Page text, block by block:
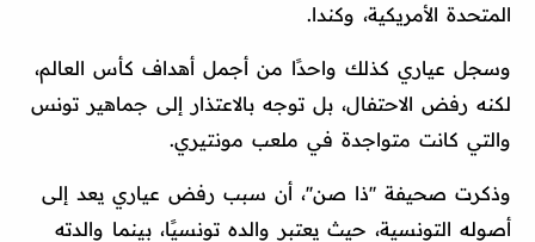
المتحدة الأمريكية، وكندا.
وسجل عياري كذلك واحدًا من أجمل أهداف كأس العالم،
لكنه رفض الاحتفال، بل توجه بالاعتذار إلى جماهير تونس
والتي كانت متواجدة في ملعب مونتيري.
وذكرت صحيفة ''ذا صن''، أن سبب رفض عياري يعد إلى
أصوله التونسية، حيث يعتبر والده تونسيًا، بينما والدته